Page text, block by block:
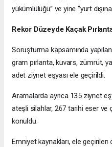
yükümlülüğü” ve yine “yurt
Rekor Düzeyde Kaçak
Soruşturma kapsamında
gram pırlanta, kuvars, zümrüt,
adet ziynet eşyası ele geçirildi.
Aramalarda ayrıca 135 ziynet
ateşli silahlar, 267 tarihi eser ve
konuldu.
Emniyet kaynakları, ele